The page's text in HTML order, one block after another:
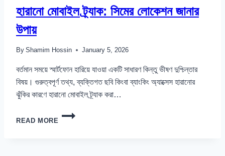
হারানো মোবাইল ট্র্যাক: সিমের লোকেশন জানার
উপায়
By Shamim Hossin January 5, 2026
বর্তমান সময়ে স্মার্টফোন হারিয়ে যাওয়া একটি সাধারণ কিন্তু ভীষণ দুশ্চিন্তার
বিষয়। গুরুত্বপূর্ণ তথ্য, ব্যক্তিগত ছবি কিংবা ব্যাংকিং অ্যাক্সেস হারানোর
ঝুঁকির কারণে হারানো মোবাইল ট্র্যাক করা…
READ MORE
হারানো
মোবাইল